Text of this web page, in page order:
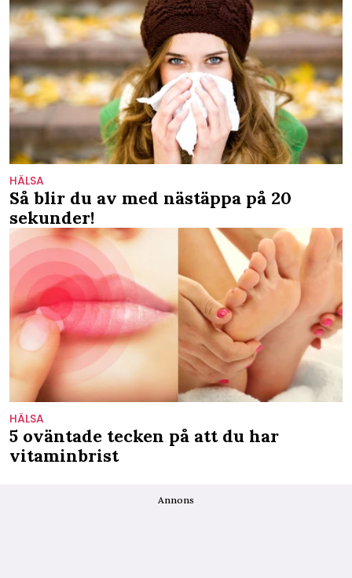
HÄLSA
Så blir du av med nästäppa på 20
sekunder!
HÄLSA
5 oväntade tecken på att du har
vitaminbrist
Annons